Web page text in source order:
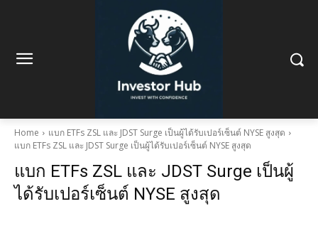
Home
แบก ETFs ZSL และ JDST Surge เป็นผู้ได้รับเปอร์เซ็นต์ NYSE สูงสุด
แบก ETFs ZSL และ JDST Surge เป็นผู้ได้รับเปอร์เซ็นต์ NYSE สูงสุด
แบก ETFs ZSL และ JDST Surge เป็นผู้
ได้รับเปอร์เซ็นต์ NYSE สูงสุด